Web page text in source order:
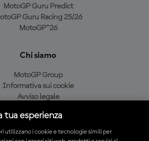
MotoGP Guru Predict
Guru Racing 25/26
MotoGP™26
Chi siamo
MotoGP Group
Informativa sui cookie
Avviso legale
Condizioni di acquisto
tua esperienza
utilizzano i cookie e tecnologie simili per